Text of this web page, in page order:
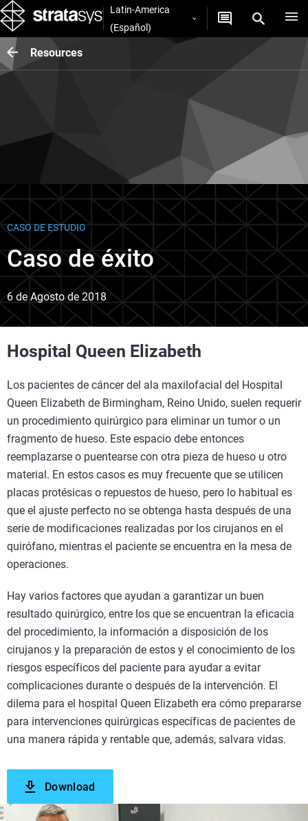
Latin-America
(Español)
Resources
CASO DE ESTUDIO
Caso de éxito
6 de Agosto de 2018
Hospital Queen Elizabeth
Los pacientes de cáncer del ala maxilofacial del Hospital
Queen Elizabeth de Birmingham, Reino Unido, suelen requerir
un procedimiento quirúrgico para eliminar un tumor o un
fragmento de hueso. Este espacio debe entonces
reemplazarse o puentearse con otra pieza de hueso u otro
material. En estos casos es muy frecuente que se utilicen
placas protésicas o repuestos de hueso, pero lo habitual es
que el ajuste perfecto no se obtenga hasta después de una
serie de modificaciones realizadas por los cirujanos en el
quirófano, mientras el paciente se encuentra en la mesa de
operaciones.
Hay varios factores que ayudan a garantizar un buen
resultado quirúrgico, entre los que se encuentran la eficacia
del procedimiento, la información a disposición de los
cirujanos y la preparación de estos y el conocimiento de los
riesgos específicos del paciente para ayudar a evitar
complicaciones durante o después de la intervención. El
dilema para el hospital Queen Elizabeth era cómo prepararse
para intervenciones quirúrgicas específicas de pacientes de
una manera rápida y rentable que, además, salvara vidas.
Download